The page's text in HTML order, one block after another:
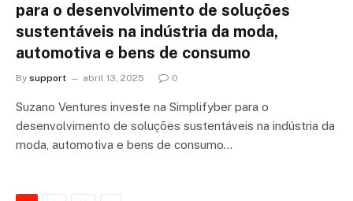
para o desenvolvimento de soluções
sustentáveis na indústria da moda,
automotiva e bens de consumo
By support abril 13, 2025 0
Suzano Ventures investe na Simplifyber para o
desenvolvimento de soluções sustentáveis na indústria da
moda, automotiva e bens de consumo…